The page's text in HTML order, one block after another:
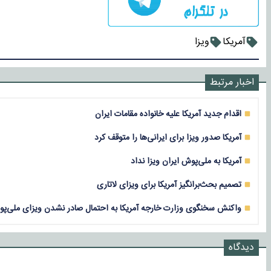
آمریکا ویزا
اخبار مرتبط
اقدام جدید آمریکا علیه خانواده مقامات ایران
آمریکا صدور ویزا برای ایرانی‌ها را متوقف کرد
آمریکا به ملی‌پوش ایران ویزا نداد
تصمیم بحث‌برانگیز آمریکا برای ویزای لاتاری
واکنش سخنگوی وزارت خارجه آمریکا به احتمال صادر نشدن ویزای
دیدگاه